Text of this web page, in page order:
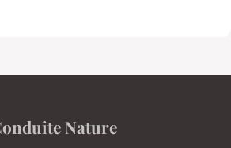
Nature